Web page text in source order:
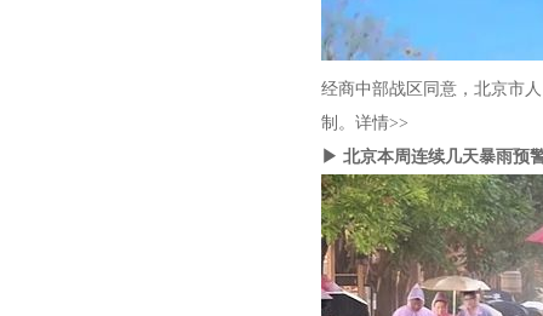
经商中部战区同意，北京市
制。详情>>
▶ 北京本周连续几天暴雨预